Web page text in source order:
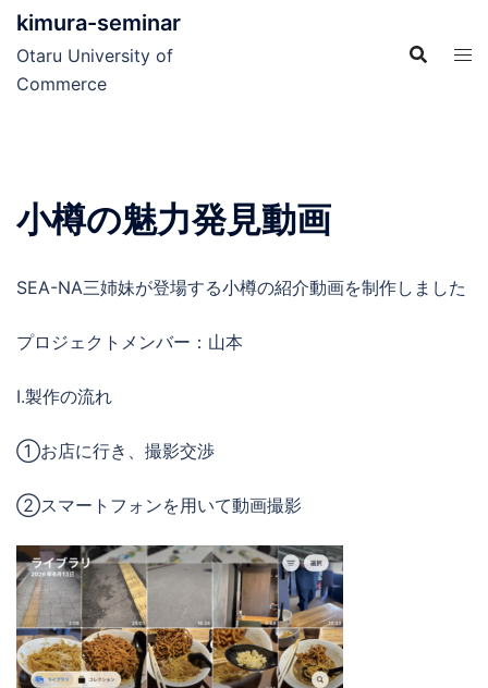
kimura-seminar
Otaru University of
Commerce
小樽の魅力発見動画
SEA-NA三姉妹が登場する小樽の紹介動画を制作しました
プロジェクトメンバー：山本
Ⅰ.製作の流れ
①お店に行き、撮影交渉
②スマートフォンを用いて動画撮影